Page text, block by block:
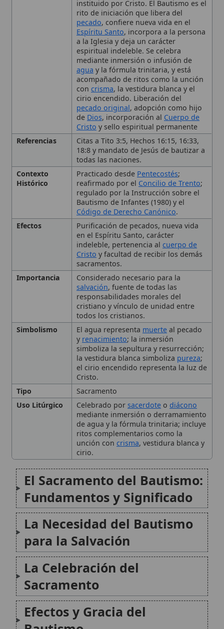
Purificación de pecados, nueva vida
en el Espíritu Santo, carácter
indeleble, pertenencia alcuerpo de
Cristoy facultad de recibir los demás
sacramentos.
Considerado necesario para la
salvación, fuente de todas las
responsabilidades morales del
cristiano y vínculo de unidad entre
todos los cristianos.
El agua representa muerteal pecado
renacimiento; la inmersión
simboliza la sepultura y resurrección;
la vestidura blanca simbolizapureza;
el cirio encendido representa la luz de
Cristo.
Sacramento
Uso Litúrgico
Celebrado porsacerdoteodiácono
mediante inmersión o derramamiento
de agua y la fórmula trinitaria; incluye
ritos complementarios como la
unción concrisma, vestidura blanca y
cirio.
El Sacramento del Bautismo:
Fundamentos y Significado
La Necesidad del Bautismo
para la Salvación
La Celebración del
Sacramento
Efectos y Gracia del
Conclusión
Citas y referencias
Modificado el 1 de septiembre de 2025 •
•Citar este artículo•Paq. Scorm (LMS)•Sugerir mejora•Compartir
Bautismo de Adultos
El bautismo de adultos en la Iglesia Católica
es un proceso de iniciación sacramental que
integra a aquellos que no han sido
bautizados en la fe cristiana. Este camino se
articula principalmente a través del Rito de
Iniciación Cristiana de...
Bautismo de Jesús
El bautismo de Jesús, celebrado en el río
Jordán por Juan el Bautista, constituye el
punto de partida de la misión pública del
Salvador y una revelación plena de la
Trinidad. En los evangelios se describen tres
signos divinos: la...